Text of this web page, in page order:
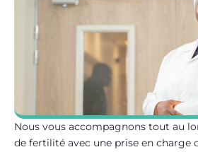
Nous vous accompagnons tout au
de fertilité avec une prise en charge